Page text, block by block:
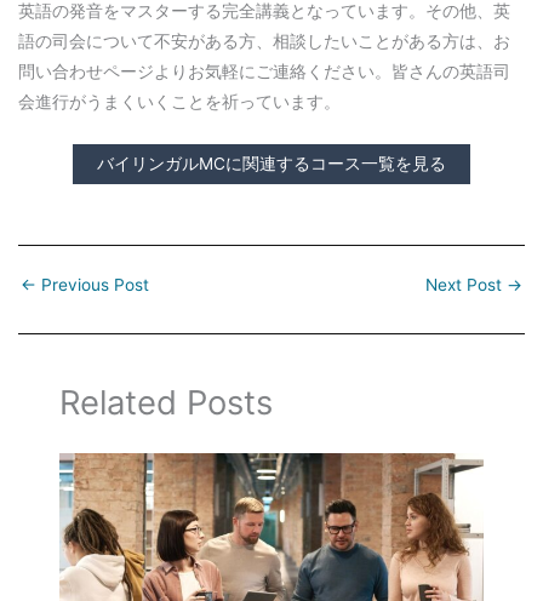
英語の発音をマスターする完全講義となっています。その他、英
語の司会について不安がある方、相談したいことがある方は、お
問い合わせページよりお気軽にご連絡ください。皆さんの英語司
会進行がうまくいくことを祈っています。
バイリンガルMCに関連するコース一覧を見る
← Previous Post Next Post →
Related Posts